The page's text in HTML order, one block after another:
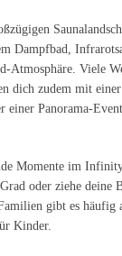
Dampfbad,
Atmosphäre. Viele
dich zudem mit
einer Panorama-
Momente im
oder ziehe deine
gibt es häufig
Kinder.